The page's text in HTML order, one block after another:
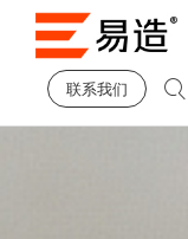
联系我们